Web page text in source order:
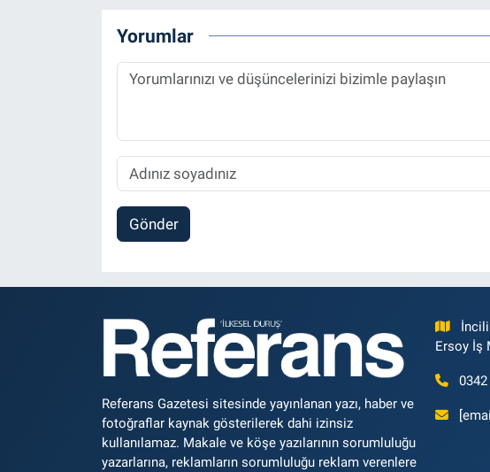
Yorumlar
Gönder
Referans Gazetesi sitesinde yayınlanan yazı, haber ve
fotoğraflar kaynak gösterilerek dahi izinsiz
kullanılamaz. Makale ve köşe yazılarının sorumluluğu
yazarlarına, reklamların sorumluluğu reklam verenlere
Ersoy İş